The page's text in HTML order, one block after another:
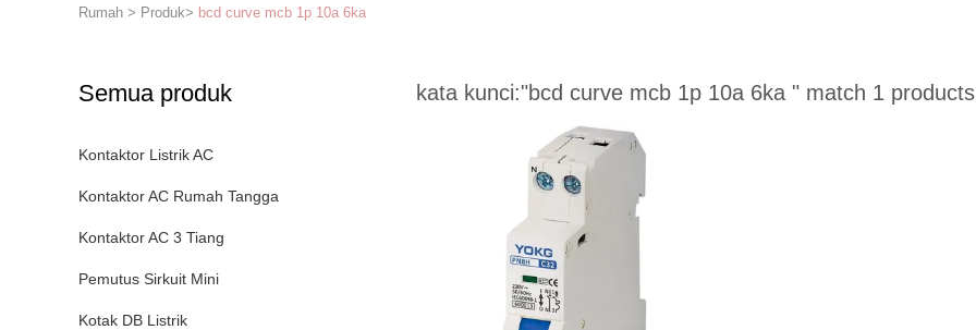
Rumah > Produk> bcd curve mcb 1p 10a 6ka
Semua produk
Kontaktor Listrik AC
Kontaktor AC Rumah Tangga
Kontaktor AC 3 Tiang
Pemutus Sirkuit Mini
Kotak DB Listrik
kata kunci:"bcd curve mcb 1p 10a 6ka " match 1 products